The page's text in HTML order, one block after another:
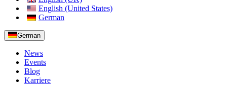
English (United States)
German
German
News
Events
Blog
Karriere